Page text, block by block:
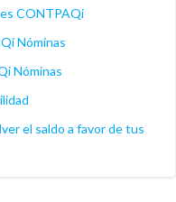
CONTPAQi
Nóminas
Nóminas
el saldo a favor de tus